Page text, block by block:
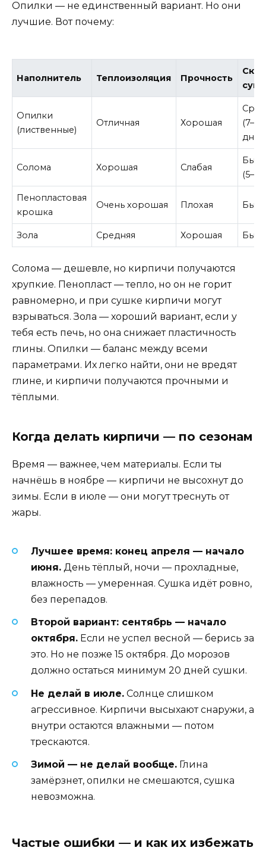
Опилки — не единственный вариант. Но они
лучшие. Вот почему:
Наполнитель Теплоизоляция Прочность
Опилки
(лиственные)
Отличная Хорошая
(7–14
Солома Хорошая Слабая
(5–7
Пенопластовая
крошка
Очень хорошая Плохая
Зола Средняя Хорошая
Солома — дешевле, но кирпичи получаются
хрупкие. Пенопласт — тепло, но он не горит
равномерно, и при сушке кирпичи могут
взрываться. Зола — хороший вариант, если у
тебя есть печь, но она снижает пластичность
глины. Опилки — баланс между всеми
параметрами. Их легко найти, они не вредят
глине, и кирпичи получаются прочными и
тёплыми.
Когда делать кирпичи — по сезонам
Время — важнее, чем материалы. Если ты
начнёшь в ноябре — кирпичи не высохнут до
зимы. Если в июле — они могут треснуть от
жары.
Лучшее время: конец апреля — начало
июня. День тёплый, ночи — прохладные,
влажность — умеренная. Сушка идёт ровно,
без перепадов.
Второй вариант: сентябрь — начало
октября. Если не успел весной — берись за
это. Но не позже 15 октября. До морозов
должно остаться минимум 20 дней сушки.
Не делай в июле. Солнце слишком
агрессивное. Кирпичи высыхают снаружи, а
внутри остаются влажными — потом
трескаются.
Зимой — не делай вообще. Глина
замёрзнет, опилки не смешаются, сушка
невозможна.
Частые ошибки — и как их избежать